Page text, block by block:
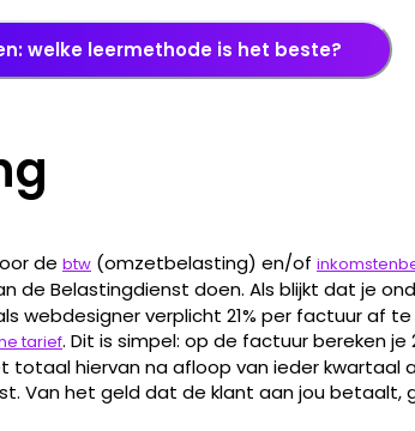
welke leermethode is het beste?
de btw (omzetbelasting) en/of
de Belastingdienst doen. Als blijkt dat je
webdesigner verplicht 21% per factuur af
tarief. Dit is simpel: op de factuur bereken je
totaal hiervan na afloop van ieder kwartaal
Van het geld dat de klant aan jou betaalt,